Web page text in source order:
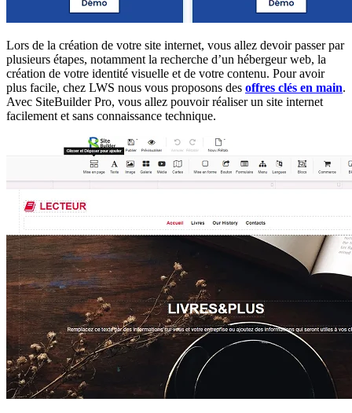
Lors de la création de votre site internet, vous allez devoir passer par
plusieurs étapes, notamment la recherche d’un hébergeur web, la
création de votre identité visuelle et de votre contenu. Pour avoir
plus facile, chez LWS nous vous proposons des offres clés en main.
Avec SiteBuilder Pro, vous allez pouvoir réaliser un site internet
facilement et sans connaissance technique.